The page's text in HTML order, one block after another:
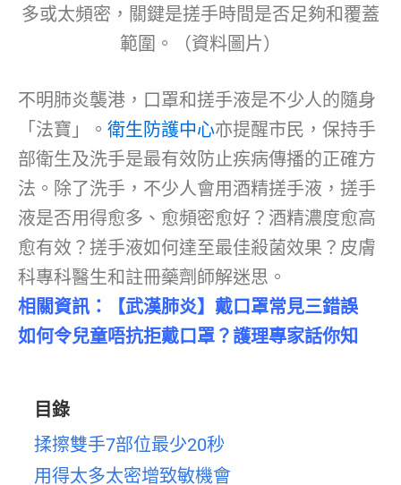
多或太頻密，關鍵是搓手時間是否足夠和覆蓋
範圍。（資料圖片）
不明肺炎襲港，口罩和搓手液是不少人的隨身
「法寶」。 衛生防護中心亦提醒市民，保持手
部衛生及洗手是最有效防止疾病傳播的正確方
法。除了洗手，不少人會用酒精搓手液，搓手
液是否用得愈多、愈頻密愈好？酒精濃度愈高
愈有效？搓手液如何達至最佳殺菌效果？皮膚
科專科醫生和註冊藥劑師解迷思。
相關資訊：
【武漢肺炎】戴口罩常見三錯誤
如何令兒童唔抗拒戴口罩？護理專家話你知
目錄
揉擦雙手7部位最少20秒
用得太多太密增致敏機會